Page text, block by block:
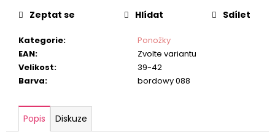
Kategorie:
Ponožky
EAN:
Zvolte variantu
Velikost:
39-42
Barva: bordowy 088
Zeptat se Hlídat Sdílet
Popis Diskuze